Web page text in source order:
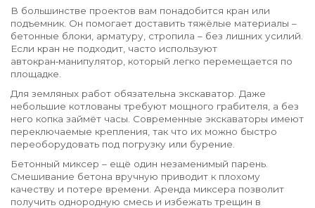
В большинстве проектов вам понадобится кран или
подъемник. Он помогает доставить тяжёлые материалы –
бетонные блоки, арматуру, стропила – без лишних усилий.
Если кран не подходит, часто используют
автокран‑манипулятор, который легко перемещается по
площадке.
Для земляных работ обязательна экскаватор. Даже
небольшие котлованы требуют мощного грабителя, а без
него копка займёт часы. Современные экскаваторы имеют
переключаемые крепления, так что их можно быстро
переоборудовать под погрузку или бурение.
Бетонный миксер – ещё один незаменимый парень.
Смешивание бетона вручную приводит к плохому
качеству и потере времени. Аренда миксера позволит
получить однородную смесь и избежать трещин в